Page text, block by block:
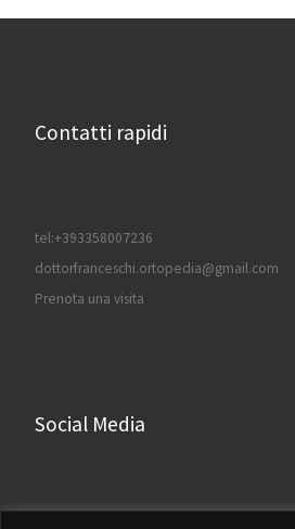
Contatti rapidi
tel:+393358007236
dottorfranceschi.ortopedia@gmail.com
Prenota una visita
Social Media